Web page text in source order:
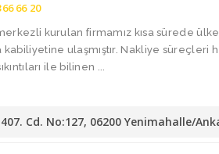
66 20
kurulan firmamız kısa sürede
ulaşmıştır. Nakliye süreçleri
ile bilinen ...
Cd. No:127, 06200 Yenimahalle/